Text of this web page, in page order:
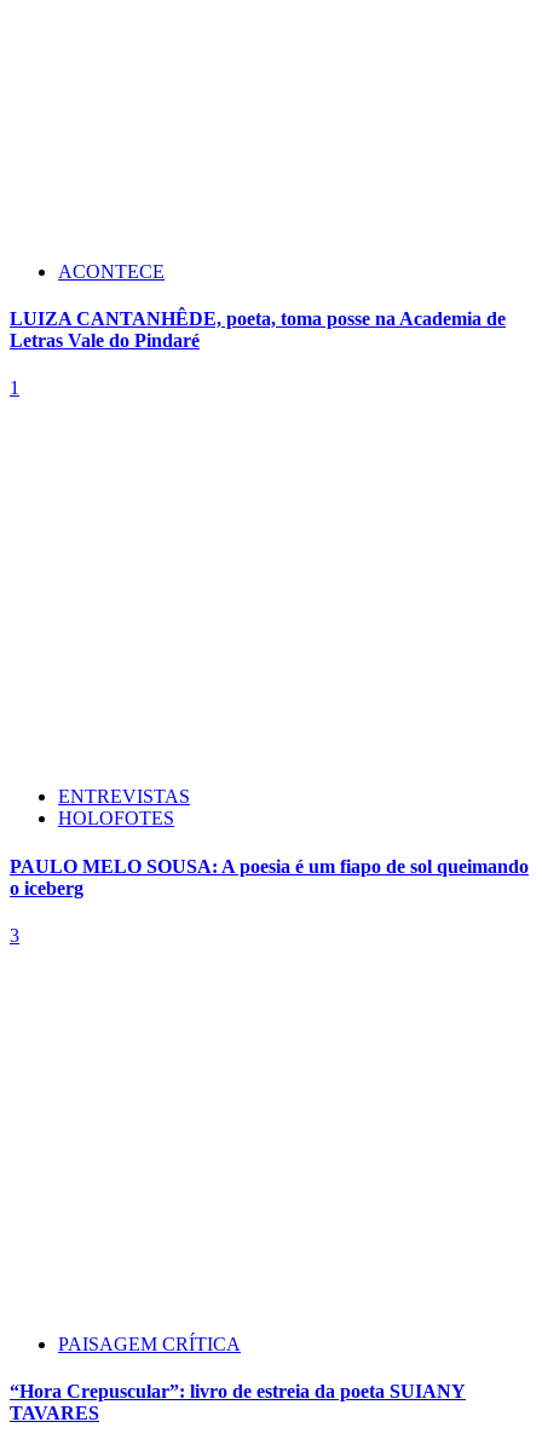
ACONTECE
LUIZA CANTANHÊDE, poeta, toma posse na Academia de
Letras Vale do Pindaré
1
ENTREVISTAS
HOLOFOTES
PAULO MELO SOUSA: A poesia é um fiapo de sol queimando
o iceberg
3
PAISAGEM CRÍTICA
“Hora Crepuscular”: livro de estreia da poeta SUIANY
TAVARES